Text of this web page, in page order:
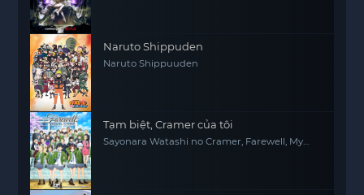
Naruto Shippuden
Naruto Shippuuden
Tạm biệt, Cramer của tôi
Sayonara Watashi no Cramer, Farewell, My